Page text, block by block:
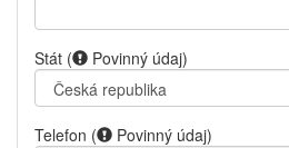
Stát ( Povinný údaj)
Telefon ( Povinný údaj)